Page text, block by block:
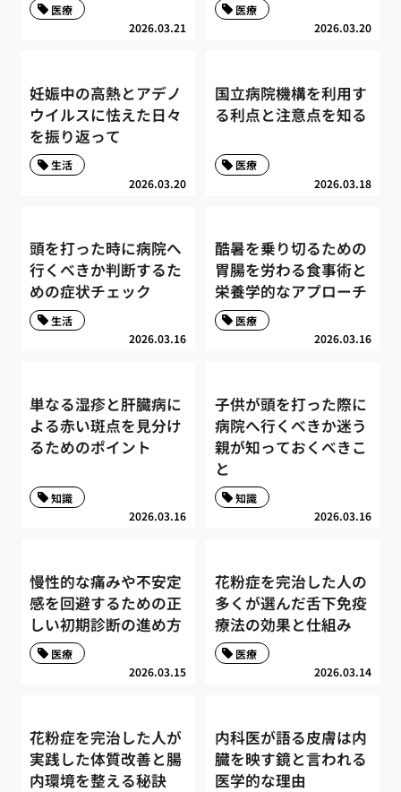
2026.03.21
医療
2026.03.20
医療
妊娠中の高熱とアデノ
ウイルスに怯えた日々
を振り返って
2026.03.20
生活
国立病院機構を利用す
る利点と注意点を知る
2026.03.18
医療
頭を打った時に病院へ
行くべきか判断するた
めの症状チェック
2026.03.16
生活
酷暑を乗り切るための
胃腸を労わる食事術と
栄養学的なアプローチ
2026.03.16
医療
単なる湿疹と肝臓病に
よる赤い斑点を見分け
るためのポイント
2026.03.16
知識
子供が頭を打った際に
病院へ行くべきか迷う
親が知っておくべきこ
と
2026.03.16
知識
慢性的な痛みや不安定
感を回避するための正
しい初期診断の進め方
2026.03.15
医療
花粉症を完治した人の
多くが選んだ舌下免疫
療法の効果と仕組み
2026.03.14
医療
花粉症を完治した人が
実践した体質改善と腸
内環境を整える秘訣
内科医が語る皮膚は内
臓を映す鏡と言われる
医学的な理由